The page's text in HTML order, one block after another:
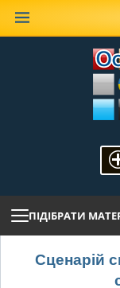
ПІДІБРАТИ
Сценарій